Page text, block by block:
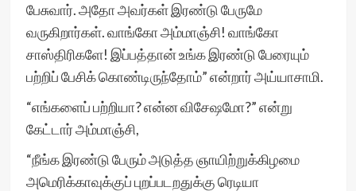
பேசுவார். அதோ அவர்கள் இரண்டு பேருமே
வருகிறார்கள். வாங்கோ அம்மாஞ்சி! வாங்கோ
சாஸ்திரிகளே! இப்பத்தான் உங்க இரண்டு பேரையும்
பற்றிப் பேசிக் கொண்டிருந்தோம்” என்றார் அய்யாசாமி.
“எங்களைப் பற்றியா? என்ன விசேஷமோ?” என்று
கேட்டார் அம்மாஞ்சி,
“நீங்க இரண்டு பேரும் அடுத்த ஞாயிற்றுக்கிழமை
அமெரிக்காவுக்குப் புறப்படறதுக்கு ரெடியா